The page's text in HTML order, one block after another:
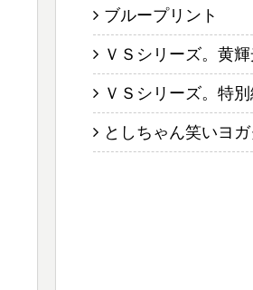
ブループリント
ＶＳシリーズ。黄
ＶＳシリーズ。特別
としちゃん笑いヨ